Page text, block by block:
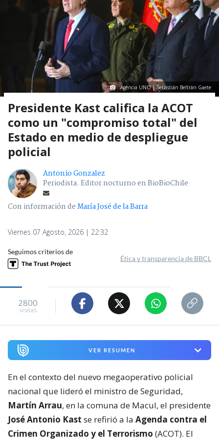
Agencia UNO | Sebastián Beltrán Gaete
Presidente Kast califica la ACOT
como un "compromiso total" del
Estado en medio de despliegue
policial
Antonio Gonzalez
Periodista. Editor nocturno en BioBioChile
Con información deMaría José de la Barra
Viernes 07 Agosto, 2026 | 22:32
Seguimos criterios de
Ética y transparencia de BBCL
2800
visitas
VER RESUMEN
En el contexto del nuevo megaoperativo policial
nacional que lideró el ministro de Seguridad,
Martín Arrau, en la comuna de Macul, el presidente
José Antonio Kast se refirió a la Agenda contra el
Crimen Organizado y el Terrorismo (ACOT). El